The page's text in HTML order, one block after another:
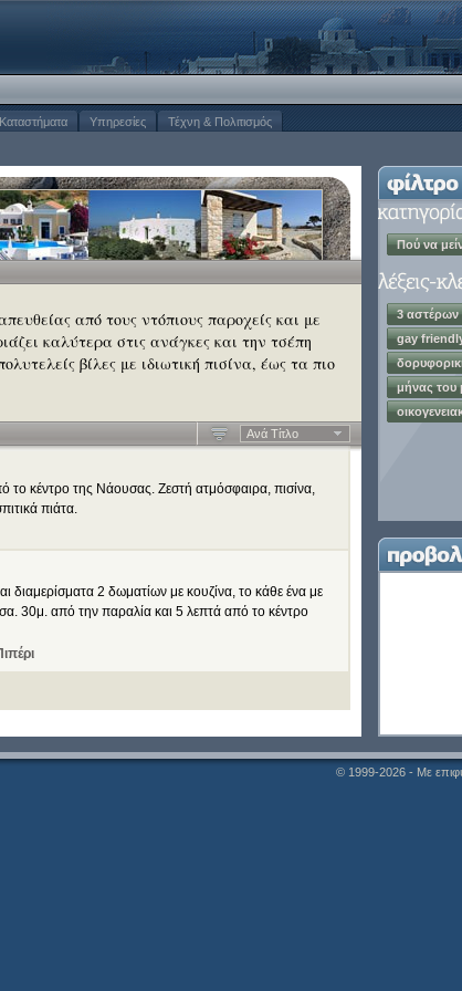
Καταστήματα Υπηρεσίες Τέχνη & Πολιτισμός
από τους ντόπιους παροχείς και με
καλύτερα στις ανάγκες και την τσέπη
βίλες με ιδιωτική πισίνα, έως τα πιο
Aνά Tίτλο
το κέντρο της Νάουσας. Ζεστή ατμόσφαιρα, πισίνα,
πιάτα.
διαμερίσματα 2 δωματίων με κουζίνα, το κάθε ένα με
30μ. από την παραλία και 5 λεπτά από το κέντρο
Πού να
3 αστέρων
gay
μήνας του
© 1999-2026 - Με